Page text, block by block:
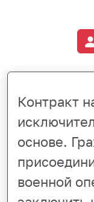
Контракт
основе.
военной